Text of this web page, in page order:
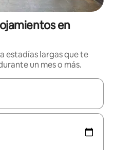
en
estadías largas que te
un mes o más.
navega con las